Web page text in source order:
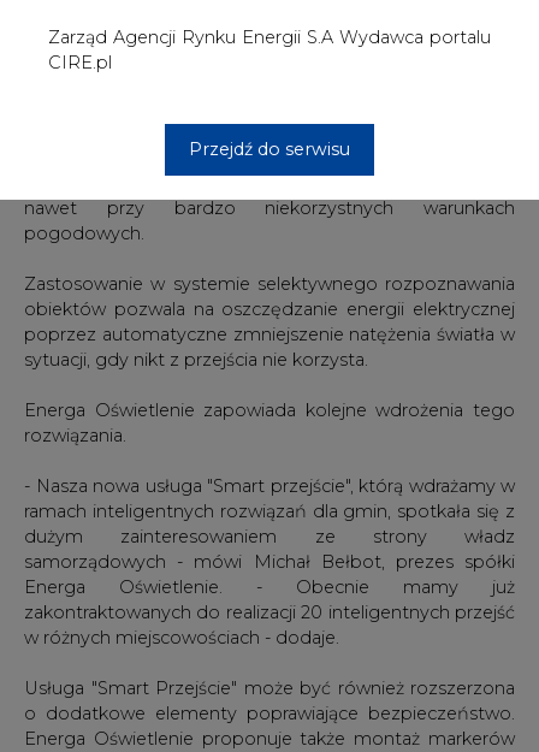
Energa Oświetlenie zapowiada kolejne wdrożenia tego
rozwiązania.
- Nasza nowa usługa "Smart przejście", którą wdrażamy w
ramach inteligentnych rozwiązań dla gmin, spotkała się z
dużym zainteresowaniem ze strony władz
samorządowych - mówi Michał Bełbot, prezes spółki
Energa Oświetlenie. - Obecnie mamy już
zakontraktowanych do realizacji 20 inteligentnych przejść
w różnych miejscowościach - dodaje.
Usługa "Smart Przejście" może być również rozszerzona
o dodatkowe elementy poprawiające bezpieczeństwo.
Energa Oświetlenie proponuje także montaż markerów
odblaskowych na powierzchni asfaltu oraz instalację mat
antypoślizgowych znacznie skracających drogę
hamowania pojazdów. Na przejściach szczególnie
niebezpiecznych przewidziana jest również możliwość
instalacji defibrylatora. Dzięki zastosowaniu w systemie
kamer istnieje opcja monitorowania przejścia i
odtworzenie zapisu wideo w przypadku dojścia do
zdarzenia drogowego.
W czerwcu br. Energa Oświetlenie zrealizowała w
Gdańsku, jedną z największych w swojej historii,
modernizację oświetlenia ulicznego. Wysłużone i
energochłonne oprawy sodowe zastąpiono ponad
czterema tysiącami nowoczesnych lamp Led-owych.